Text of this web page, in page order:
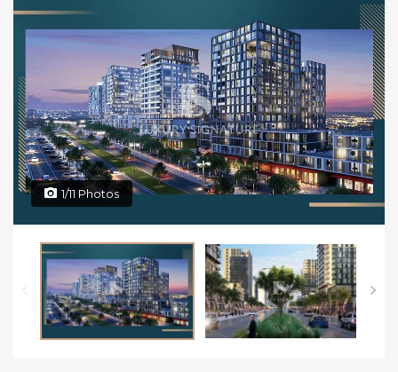
1/11 Photos